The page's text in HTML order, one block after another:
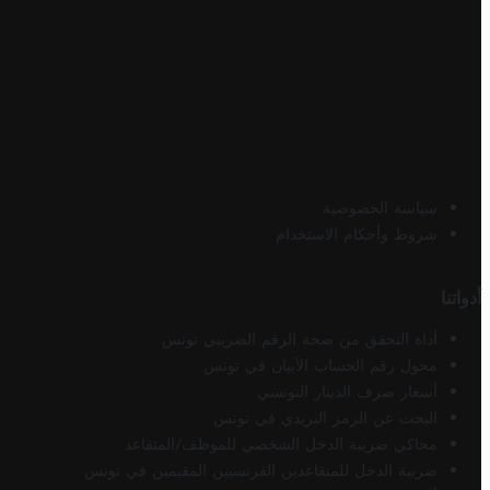
سياسة الخصوصية
شروط وأحكام الاستخدام
أدواتنا
أداة التحقق من صحة الرقم الضريبي تونس
محول رقم الحساب الآيبان في تونس
أسعار صرف الدينار التونسي
البحث عن الرمز البريدي في تونس
محاكي ضريبة الدخل الشخصي للموظف/المتقاعد
ضريبة الدخل للمتقاعدين الفرنسيين المقيمين في تونس